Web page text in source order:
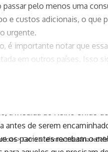
passar pelo menos uma
e custos adicionais, o que
urgente.
é importante notar que
em outros países. Isso
É fundamental
antes de serem
os pacientes recebam o
>Como a reforma tributária